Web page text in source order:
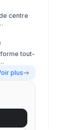
centre
tout-
plus